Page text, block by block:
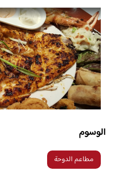
الوسوم
مطاعم الدوحة